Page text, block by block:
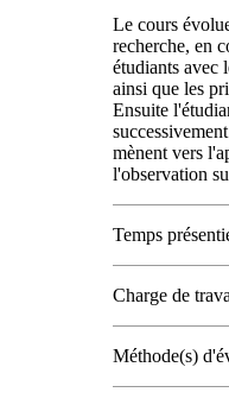
Le cours
recherche, en
étudiants avec
ainsi que les
Ensuite
mènent vers
l'observation
Temps
Charge de
Méthode(s)